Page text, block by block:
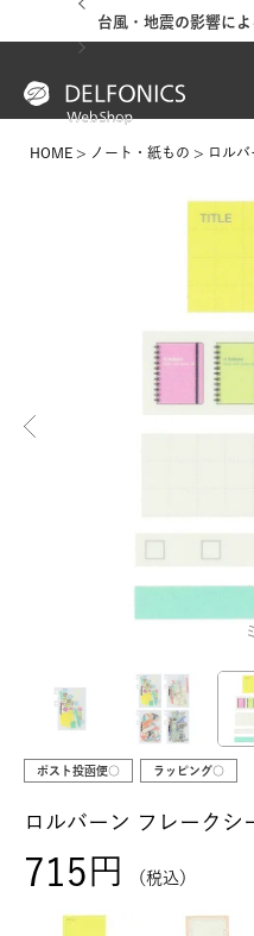
台風・地震の影響に
HOME ノート・紙もの ロル
ポスト投函便○ ラッピング○
ロルバーン フレークシ
715 税込